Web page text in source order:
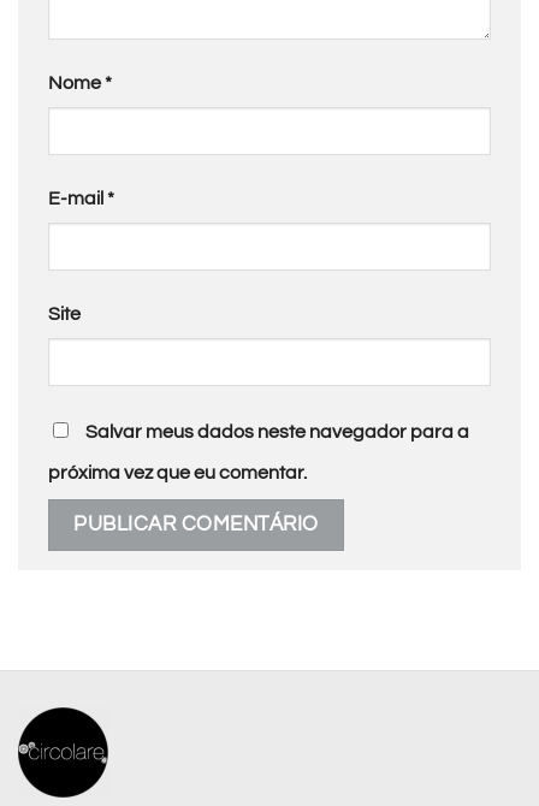
Nome*
E-mail *
Site
Salvar meus dados neste navegador para a
próxima vez que eu comentar.